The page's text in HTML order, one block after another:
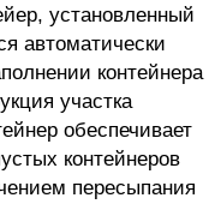
установленный
автоматически
контейнера
участка
обеспечивает
контейнеров
пересыпания